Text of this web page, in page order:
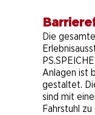
Die gesamte
Anlagen ist
gestaltet.
sind mit
Fahrstuhl